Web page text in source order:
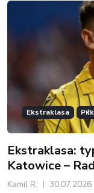
Ekstraklasa
Ekstraklasa:
Katowice –
Kamil R. 30.07.2026